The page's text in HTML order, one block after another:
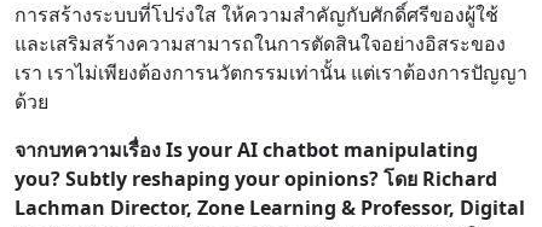
การสร้างระบบที่โปร่งใส ให้ความสำคัญกับศักดิ์ศรีของผู้ใช้
และเสริมสร้างความสามารถในการตัดสินใจอย่างอิสระของ
เรา เราไม่เพียงต้องการนวัตกรรมเท่านั้น แต่เราต้องการปัญญา
ด้วย
จากบทความเรื่อง Is your AI chatbot manipulating
you? Subtly reshaping your opinions? โดย Richard
Lachman Director, Zone Learning & Professor, Digital